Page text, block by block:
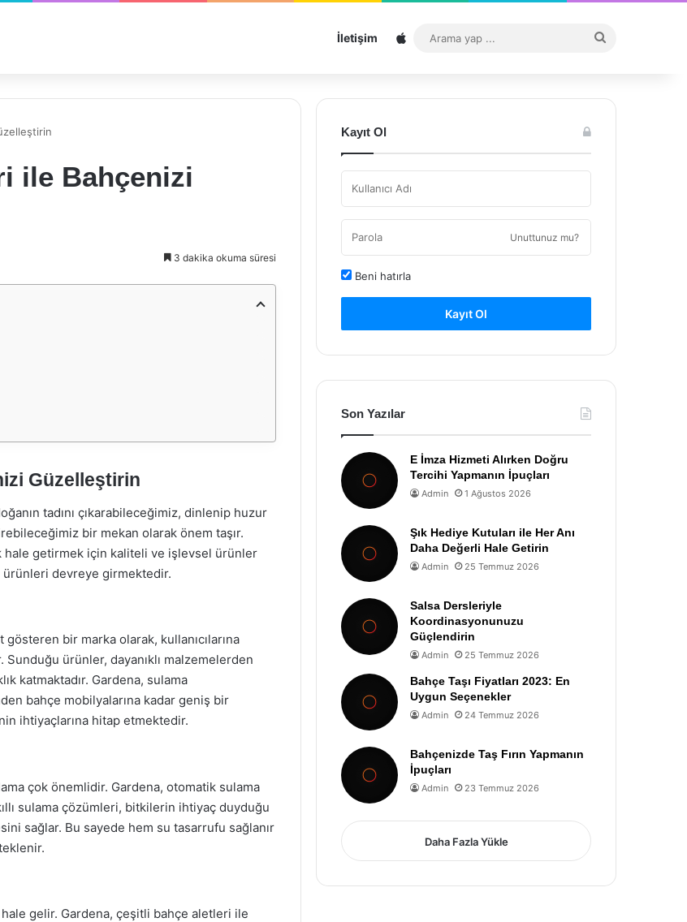
İletişim Sitemap
...
ile Bahçenizi
3 dakika okuma süresi
Güzelleştirin
tadını çıkarabileceğimiz, dinlenip huzur
bir mekan olarak önem taşır.
getirmek için kaliteli ve işlevsel ürünler
ürünleri devreye girmektedir.
bir marka olarak, kullanıcılarına
ürünler, dayanıklı malzemelerden
katmaktadır. Gardena, sulama
bahçe mobilyalarına kadar geniş bir
ihtiyaçlarına hitap etmektedir.
çok önemlidir. Gardena, otomatik sulama
sulama çözümleri, bitkilerin ihtiyaç duyduğu
sağlar. Bu sayede hem su tasarrufu sağlanır
gelir. Gardena, çeşitli bahçe aletleri ile
Kayıt Ol
Unuttunuz mu?
Beni hatırla
Kayıt Ol
Son Yazılar
E İmza Hizmeti Alırken Doğru
Tercihi Yapmanın İpuçları
Admin 1 Ağustos 2026
Şık Hediye Kutuları ile Her Anı
Daha Değerli Hale Getirin
Admin 25 Temmuz 2026
Salsa Dersleriyle
Koordinasyonunuzu
Güçlendirin
Admin 25 Temmuz 2026
Bahçe Taşı Fiyatları 2023: En
Uygun Seçenekler
Admin 24 Temmuz 2026
Bahçenizde Taş Fırın Yapmanın
İpuçları
Admin 23 Temmuz 2026
Daha Fazla Yükle